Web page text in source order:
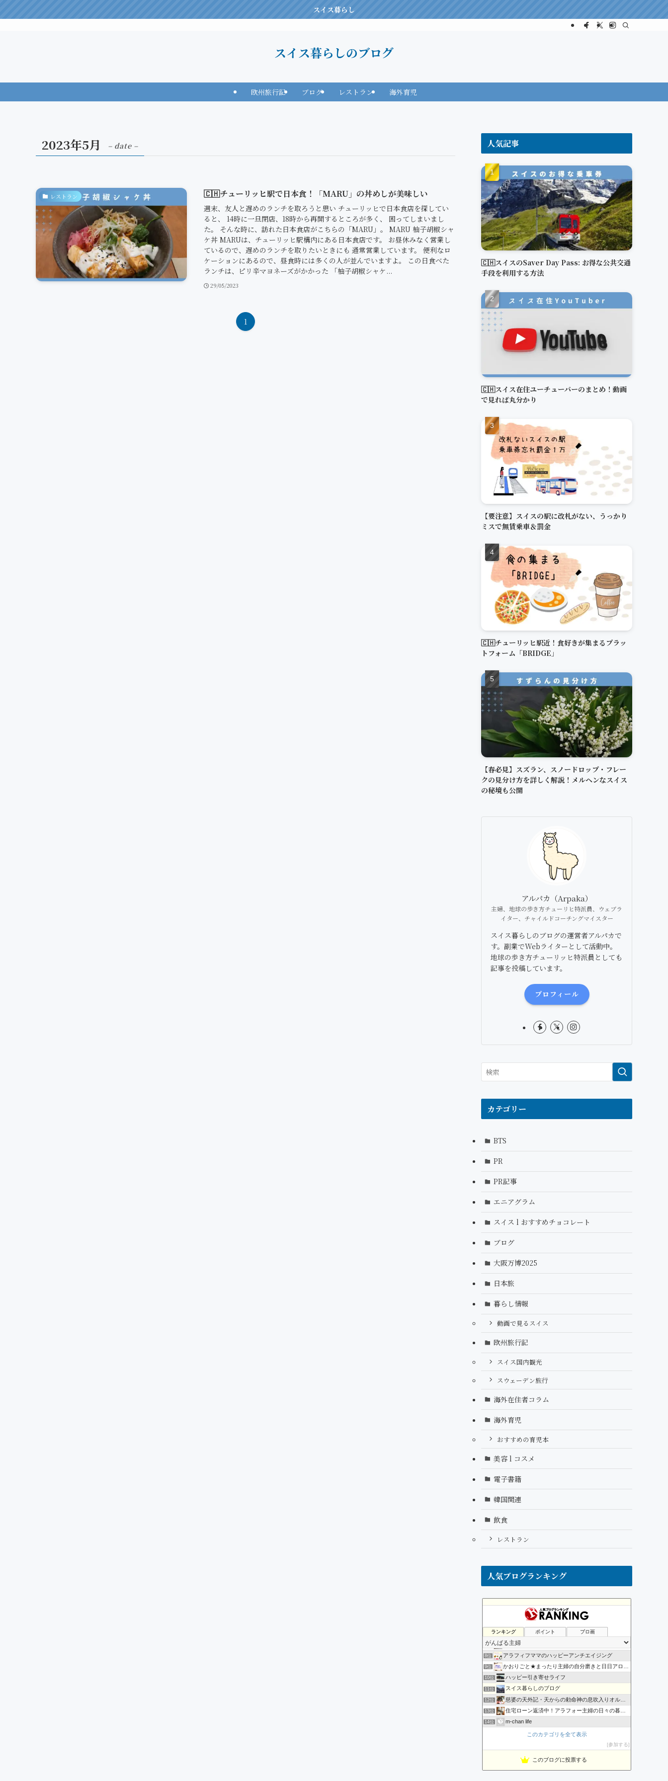
スイス暮らし
スイス暮らしのブログ
欧州旅行記 ブログ レストラン 海外育児
2023年5月 – date –
レストラン 🇨🇭チューリッヒ駅で日本食！「MARU」の丼めしが美味しい
週末、友人と遅めのランチを取ろうと思い チューリッヒで日本食店を探してい
ると、 14時に一旦閉店、18時から再開するところが多く、 困ってしまいまし
た。 そんな時に、訪れた日本食店がこちらの「MARU」。 MARU 柚子胡椒シャ
ケ丼 MARUは、チューリッヒ駅構内にある日本食店です。 お昼休みなく営業し
ているので、遅めのランチを取りたいときにも 通常営業しています。 便利なロ
ケーションにあるので、昼食時には多くの人が並んでいますよ。 この日食べた
ランチは、ピリ辛マヨネーズがかかった 「柚子胡椒シャケ...
29/05/2023
1
人気記事
🇨🇭スイスのSaver Day Pass: お得な公共交通
手段を利用する方法
🇨🇭スイス在住ユーチューバーのまとめ！動画
で見れば丸分かり
【要注意】スイスの駅に改札がない、うっかり
ミスで無賃乗車＆罰金
🇨🇭チューリッヒ駅近！食好きが集まるプラッ
トフォーム「BRIDGE」
【春必見】スズラン、スノードロップ・フレー
クの見分け方を詳しく解説！メルヘンなスイス
の秘境も公開
アルパカ（Arpaka）
主婦、地球の歩き方チューリヒ特派員、ウェブラ
イター、チャイルドコーチングマイスター
スイス暮らしのブログの運営者アルパカで
す。副業でWebライターとして活動中。
地球の歩き方チューリッヒ特派員としても
記事を投稿しています。
プロフィール
カテゴリー
BTS
PR
PR記事
エニアグラム
スイス l おすすめチョコレート
ブログ
大阪万博2025
日本旅
暮らし情報
動画で見るスイス
欧州旅行記
スイス国内観光
スウェーデン旅行
海外在住者コラム
海外育児
おすすめの育児本
美容 l コスメ
電子書籍
韓国関連
飲食
レストラン
人気ブログランキング
ランキング ポイント ブロ画
そうだ!ドイツへ移住だっ!!
リンパドレナージュオーガニック 練馬 ひまわりのへや”ブログ
のりかの日々の幸せ日記
7位 子育てママの情報 | 恋愛・結婚・妊娠・出産・育児・子育て…
8位 アラフィフママのハッピーアンチエイジング
9位 かおりごと★まったり主婦の自分磨きと日日アロマ【ヒロブロ】
10位 ハッピー引き寄せライフ
11位 スイス暮らしのブログ
12位 慈婆の天外記・天からの勅命神の息吹入りオルゴナイト
13位 住宅ローン返済中！アラフォー主婦の日々の暮らし
14位 m-chan life
時間とお金と家業から自由になる！！ママ女将奮闘記
変わり者夫婦＊白黒小豆のほんわか＊安かわ＊言の葉＊のーと
このカテゴリを全て表示
参加する
このブログに投票する